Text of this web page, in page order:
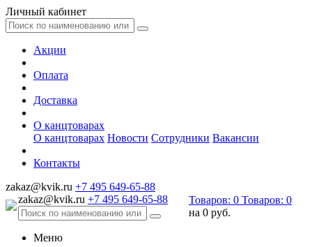
Личный кабинет
Акции
Оплата
Доставка
О канцтоварах
О канцтоварах Новости Сотрудники Вакансии
Контакты
zakaz@kvik.ru +7 495 649-65-88
zakaz@kvik.ru +7 495 649-65-88 Товаров: 0 Товаров: 0
на 0 руб.
Меню